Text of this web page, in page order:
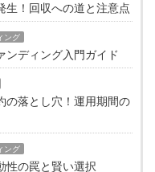
生！回収への道と注意点
ング
ンディング入門ガイド
の落とし穴！運用期間の
ング
性の罠と賢い選択